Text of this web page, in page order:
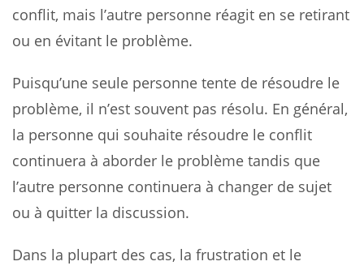
conflit, mais l’autre personne réagit en se retirant
ou en évitant le problème.
Puisqu’une seule personne tente de résoudre le
problème, il n’est souvent pas résolu. En général,
la personne qui souhaite résoudre le conflit
continuera à aborder le problème tandis que
l’autre personne continuera à changer de sujet
ou à quitter la discussion.
Dans la plupart des cas, la frustration et le